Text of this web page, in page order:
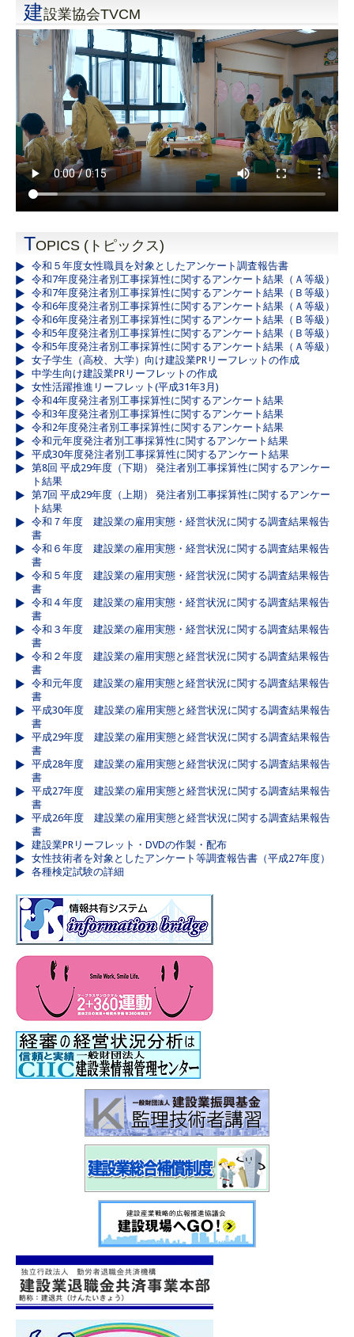
建設業協会TVCM
TOPICS (トピックス)
令和５年度女性職員を対象としたアンケート調査報告書
令和7年度発注者別工事採算性に関するアンケート結果（Ａ等級）
令和7年度発注者別工事採算性に関するアンケート結果（Ｂ等級）
令和6年度発注者別工事採算性に関するアンケート結果（Ａ等級）
令和6年度発注者別工事採算性に関するアンケート結果（Ｂ等級）
令和5年度発注者別工事採算性に関するアンケート結果（Ｂ等級）
令和5年度発注者別工事採算性に関するアンケート結果（Ａ等級）
女子学生（高校、大学）向け建設業PRリーフレットの作成
中学生向け建設業PRリーフレットの作成
女性活躍推進リーフレット(平成31年3月)
令和4年度発注者別工事採算性に関するアンケート結果
令和3年度発注者別工事採算性に関するアンケート結果
令和2年度発注者別工事採算性に関するアンケート結果
令和元年度発注者別工事採算性に関するアンケート結果
平成30年度発注者別工事採算性に関するアンケート結果
第8回 平成29年度（下期） 発注者別工事採算性に関するアンケー
ト結果
第7回 平成29年度（上期） 発注者別工事採算性に関するアンケー
ト結果
令和７年度 建設業の雇用実態・経営状況に関する調査結果報告
書
令和６年度 建設業の雇用実態・経営状況に関する調査結果報告
書
令和５年度 建設業の雇用実態・経営状況に関する調査結果報告
書
令和４年度 建設業の雇用実態・経営状況に関する調査結果報告
書
令和３年度 建設業の雇用実態・経営状況に関する調査結果報告
書
令和２年度 建設業の雇用実態と経営状況に関する調査結果報告
書
令和元年度 建設業の雇用実態と経営状況に関する調査結果報告
書
平成30年度 建設業の雇用実態と経営状況に関する調査結果報告
書
平成29年度 建設業の雇用実態と経営状況に関する調査結果報告
書
平成28年度 建設業の雇用実態と経営状況に関する調査結果報告
書
平成27年度 建設業の雇用実態と経営状況に関する調査結果報告
書
平成26年度 建設業の雇用実態と経営状況に関する調査結果報告
書
建設業PRリーフレット・DVDの作製・配布
女性技術者を対象としたアンケート等調査報告書（平成27年度）
各種検定試験の詳細